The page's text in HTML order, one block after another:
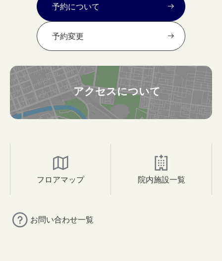
予約について
予約変更
アクセスについて
フロアマップ 院内施設一覧
お問い合わせ一覧